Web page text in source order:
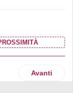
(Bo) si rifà il look
Articolo
Avanti